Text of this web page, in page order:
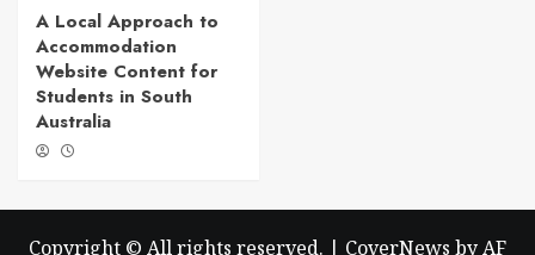
A Local Approach to
Accommodation
Website Content for
Students in South
Australia
Copyright © All rights reserved. | CoverNews by AF